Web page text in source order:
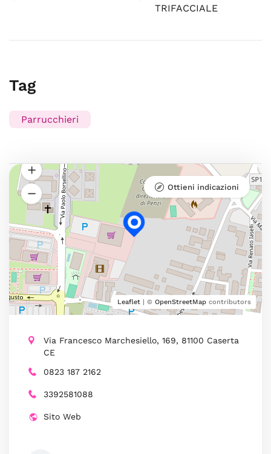
TRIFACCIALE
Tag
Parrucchieri
Leaflet | © OpenStreetMap contributors
Ottieni indicazioni
Via Francesco Marchesiello, 169, 81100 Caserta
CE
0823 187 2162
3392581088
Sito Web